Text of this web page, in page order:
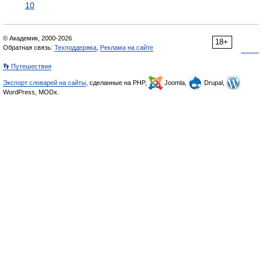
10
18+
© Академик, 2000-2026
Обратная связь: Техподдержка Реклама на сайте
👣 Путешествия
Экспорт словарей на сайты , сделанные на PHP, Joomla,
Drupal,
WordPress, MODx.